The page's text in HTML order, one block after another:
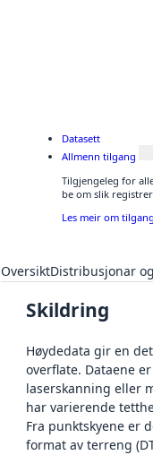
Datasett
Allmenn tilgang
Tilgjengeleg for
be om slik
Les meir om
OversiktDistribusjonar
Skildring
Høydedata gir en
overflate. Dataene
laserskanning eller
har varierende
Fra punktskyene er
format av terreng